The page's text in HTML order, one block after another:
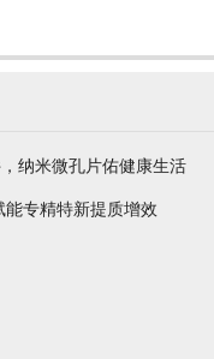
纳米微孔片佑健康生活
专精特新提质增效